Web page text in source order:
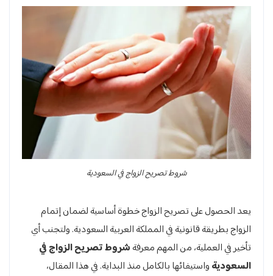
شروط تصريح الزواج في السعودية
يعد الحصول على تصريح الزواج خطوة أساسية لضمان إتمام
الزواج بطريقة قانونية في المملكة العربية السعودية. ولتجنب أي
تأخير في العملية، من المهم معرفةشروط تصريح الزواج في
السعوديةواستيفائها بالكامل منذ البداية. في هذا المقال،